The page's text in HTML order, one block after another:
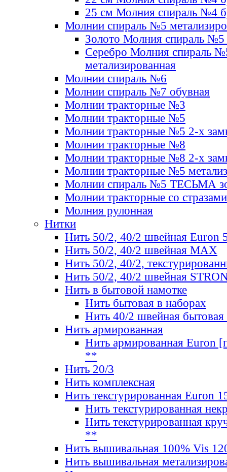
25 см Молния спираль №4
Молнии спираль №5
Золото Молния спираль №5
Серебро Молния спираль
метализированная
Молнии спираль №6
Молнии спираль №7 обувная
Молнии тракторные №3
Молнии тракторные №5
Молнии тракторные №5 2-х
Молнии тракторные №8
Молнии тракторные №8 2-х
Молнии тракторные №5
Молнии спираль №5 ТЕСЬМА
Молнии тракторные со стразами
Молния рулонная
Нитки
Нить 50/2, 40/2 швейная Euron
Нить 50/2, 40/2 швейная МАХ
Нить 50/2, 40/2,
Нить 50/2, 40/2 швейная
Нить в бытовой намотке
Нить бытовая в наборах
Нить 40/2 швейная бытовая
Нить армированная
Нить армированная Euron
**
Нить 20/3
Нить комплексная
Нить текстурированная Euron
Нить текстурированная
Нить текстурированная
**
Нить вышивальная 100% Vis
Нить вышивальная